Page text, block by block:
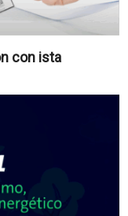
con ista